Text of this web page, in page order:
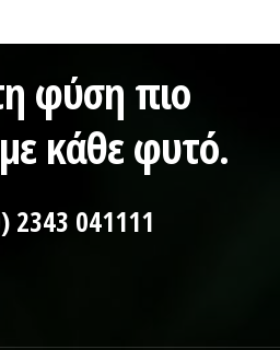
φύση πιο
με κάθε φυτό.
2343 041111